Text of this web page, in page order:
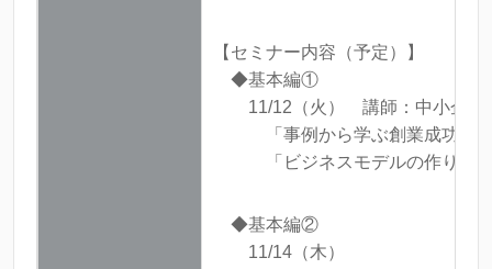
【セミナー内容（予定）】
◆基本編①
11/12（火） 講師：中小企業
「事例から学ぶ創業成功のポ
「ビジネスモデルの作り方
◆基本編②
11/14（木）